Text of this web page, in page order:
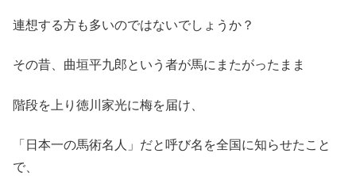
連想する方も多いのではないでしょうか？
その昔、曲垣平九郎という者が馬にまたがったまま
階段を上り徳川家光に梅を届け、
「日本一の馬術名人」だと呼び名を全国に知らせたこと
で、